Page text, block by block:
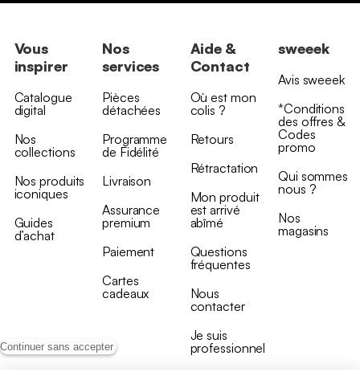
Continuer sans accepter
Vous
inspirer
Catalogue
digital
Nos
collections
Nos produits
iconiques
Guides
d’achat
Nos
services
Pièces
détachées
Programme
de Fidélité
Livraison
Assurance
premium
Paiement
Cartes
cadeaux
Aide &
Contact
Où est mon
colis ?
Retours
Rétractation
Mon produit
est arrivé
abîmé
Questions
fréquentes
Nous
contacter
Je suis
professionnel
sweeek
Avis sweeek
*Conditions
des offres &
Codes
promo
Qui sommes
nous ?
Nos
magasins